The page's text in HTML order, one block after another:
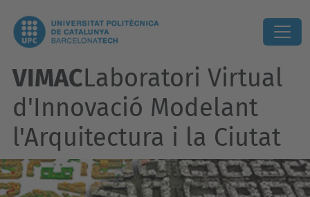
VIMACLaboratori Virtual
d'Innovació Modelant
l'Arquitectura i la Ciutat